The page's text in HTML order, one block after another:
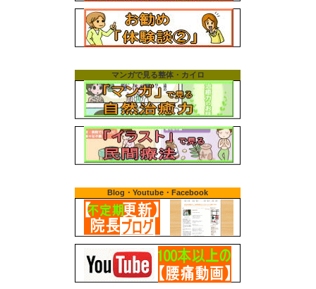
マンガで見る整体・カイロ
Blog・Youtube・Facebook